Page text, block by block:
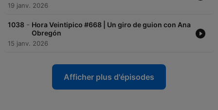
19 janv. 2026
1038 - Hora Veintipico #668 | Un giro de guion con Ana
Obregón
15 janv. 2026
Afficher plus d'épisodes